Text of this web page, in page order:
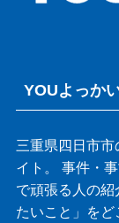
YOUよっか
三重県四日市
イト。 事件・
で頑張る人の紹
たいこと」をど